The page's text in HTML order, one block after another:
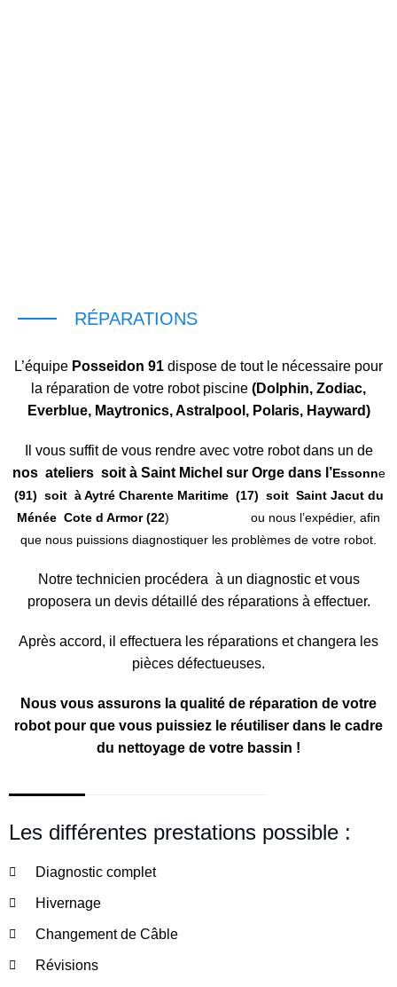
RÉPARATIONS
L’équipe Posseidon 91 dispose de tout le nécessaire pour
la réparation de votre robot piscine (Dolphin, Zodiac,
Everblue, Maytronics, Astralpool, Polaris, Hayward)
Il vous suffit de vous rendre avec votre robot dans un de
nos ateliers soit à Saint Michel sur Orge dans l’Essonne
(91) soit à Aytré Charente Maritime (17) soit Saint Jacut du
Ménée Cote d Armor (22) ou nous l’expédier, afin
que nous puissions diagnostiquer les problèmes de votre robot.
Notre technicien procédera à un diagnostic et vous
proposera un devis détaillé des réparations à effectuer.
Après accord, il effectuera les réparations et changera les
pièces défectueuses.
Nous vous assurons la qualité de réparation de votre
robot pour que vous puissiez le réutiliser dans le cadre
du nettoyage de votre bassin !
Les différentes prestations possible :
Diagnostic complet
Hivernage
Changement de Câble
Révisions